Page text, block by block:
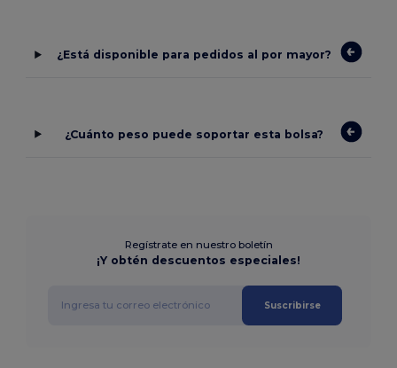
¿Está disponible para pedidos al por mayor?
¿Cuánto peso puede soportar esta bolsa?
Regístrate en nuestro boletín
¡Y obtén descuentos especiales!
Suscribirse